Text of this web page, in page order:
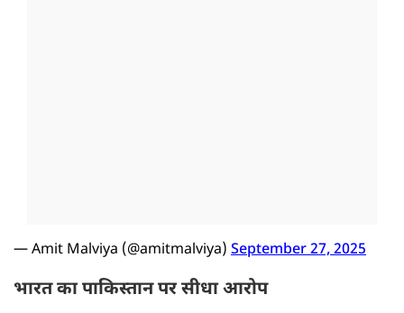
— Amit Malviya (@amitmalviya) September 27, 2025
भारत का पाकिस्तान पर सीधा आरोप